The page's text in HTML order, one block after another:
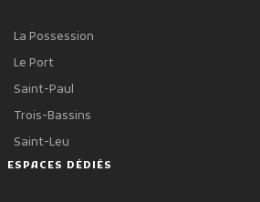
La Possession
Le Port
Saint-Paul
Trois-Bassins
Saint-Leu
ESPACES DÉDIÉS